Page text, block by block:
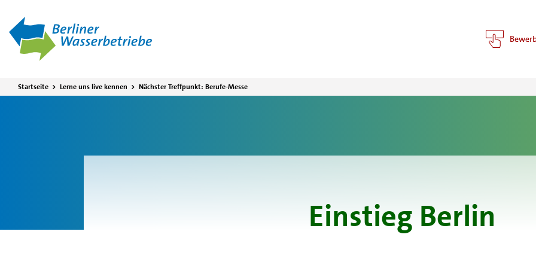
Startseite > Lerne uns live kennen > Nächster Treffpunkt: Berufe-Messe
Einstieg Berlin